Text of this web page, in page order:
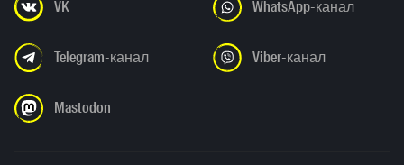
VK WhatsApp-канал
Telegram-канал Viber-канал
Mastodon